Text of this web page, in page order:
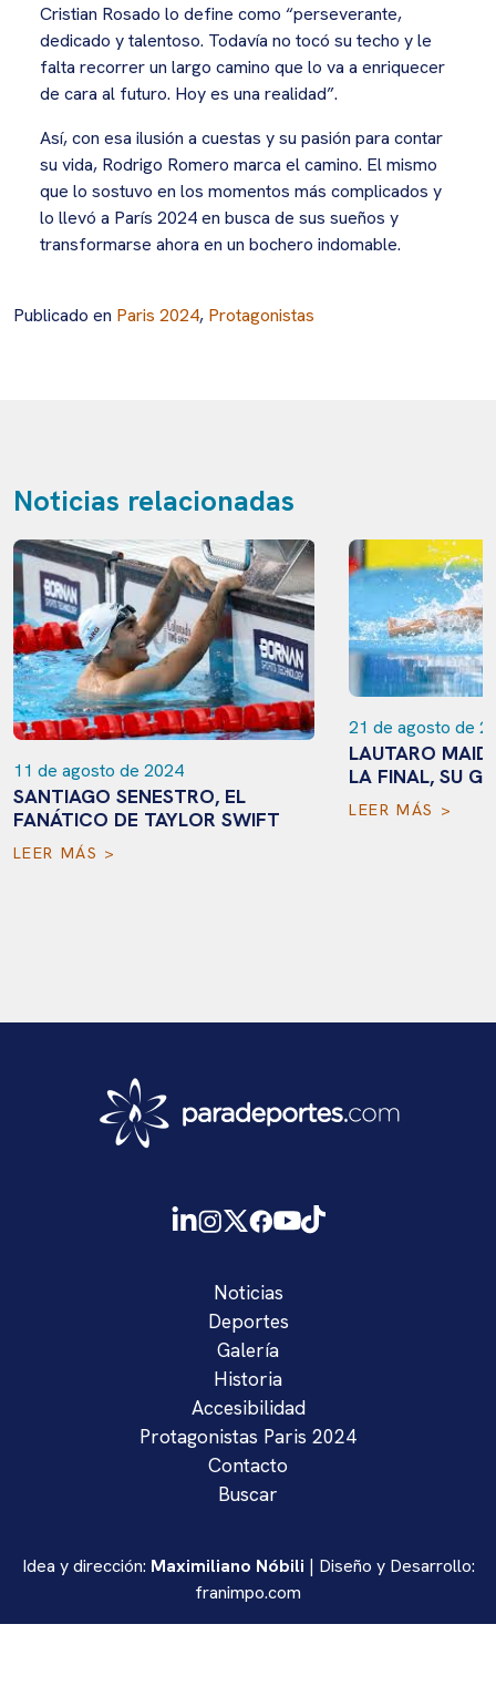
Cristian Rosado lo define como “perseverante,
dedicado y talentoso. Todavía no tocó su techo y le
falta recorrer un largo camino que lo va a enriquecer
de cara al futuro. Hoy es una realidad”.
Así, con esa ilusión a cuestas y su pasión para contar
su vida, Rodrigo Romero marca el camino. El mismo
que lo sostuvo en los momentos más complicados y
lo llevó a París 2024 en busca de sus sueños y
transformarse ahora en un bochero indomable.
Publicado en Paris 2024, Protagonistas
Noticias relacionadas
11 de agosto de 2024
SANTIAGO SENESTRO, EL
FANÁTICO DE TAYLOR SWIFT
LEER MÁS >
21 de agosto de
LAUTARO
LA FINAL, SU
LEER MÁS >
Noticias
Deportes
Galería
Historia
Accesibilidad
Protagonistas Paris 2024
Contacto
Buscar
Idea y dirección: Maximiliano Nóbili | Diseño y Desarrollo:
franimpo.com